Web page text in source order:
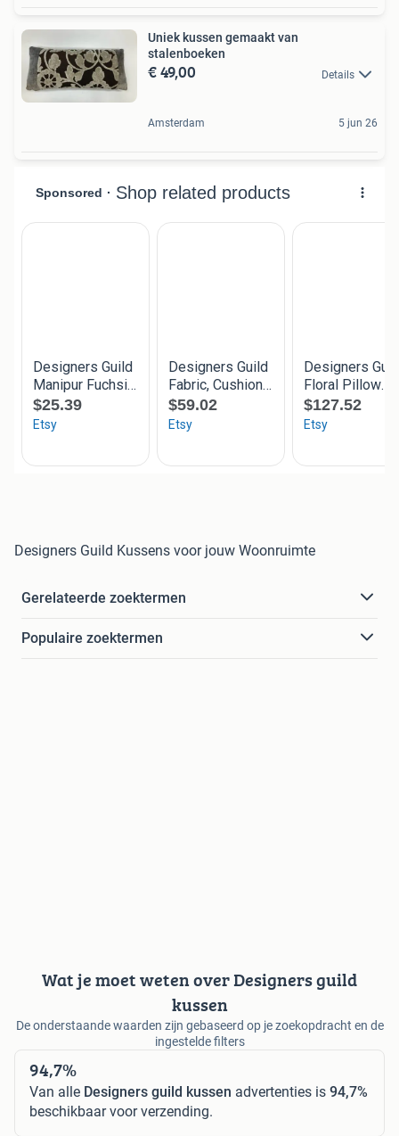
Uniek kussen gemaakt van
stalenboeken
€ 49,00 Details
Amsterdam 5 jun 26
Designers Guild Kussens voor jouw Woonruimte
Gerelateerde zoektermen
Populaire zoektermen
Wat je moet weten over Designers guild
kussen
De onderstaande waarden zijn gebaseerd op je zoekopdracht en de
ingestelde filters
94,7%
Van alle Designers guild kussen advertenties is 94,7%
beschikbaar voor verzending.